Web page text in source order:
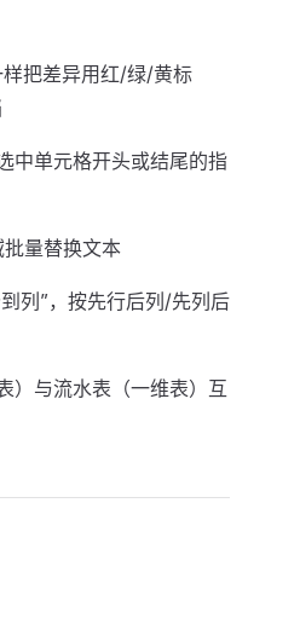
把差异用红/绿/黄标
中单元格开头或结尾的指
量替换文本
列”，按先行后列/先列后
）与流水表（一维表）互